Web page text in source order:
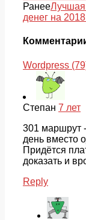
РанееЛучшая
денег на 2018
Wordpress
Степан 7 лет
301 маршрут
день вместо
Придётся
доказать и
Reply